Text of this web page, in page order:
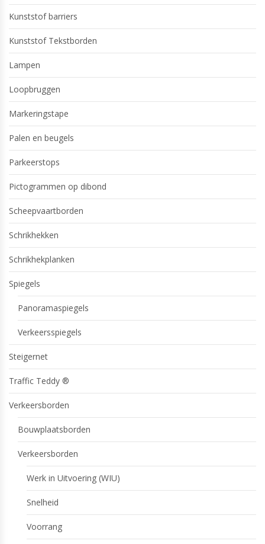
Kunststof barriers
Kunststof Tekstborden
Lampen
Loopbruggen
Markeringstape
Palen en beugels
Parkeerstops
Pictogrammen op dibond
Scheepvaartborden
Schrikhekken
Schrikhekplanken
Spiegels
Panoramaspiegels
Verkeersspiegels
Steigernet
Traffic Teddy ®
Verkeersborden
Bouwplaatsborden
Verkeersborden
Werk in Uitvoering (WIU)
Snelheid
Voorrang